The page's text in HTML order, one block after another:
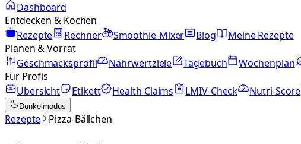
Dashboard
Entdecken & Kochen
Rezepte
Rechner Smoothie-Mixer Blog
Meine Rezepte
Planen & Vorrat
Geschmacksprofil
Nährwertziele Tagebuch Wochenplan
Für Profis
Übersicht
Etikett Health Claims LMIV-Check Nutri-Score
Dunkelmodus
Rezepte Pizza-Bällchen